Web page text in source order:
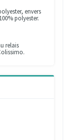
envers
polyester.
relais